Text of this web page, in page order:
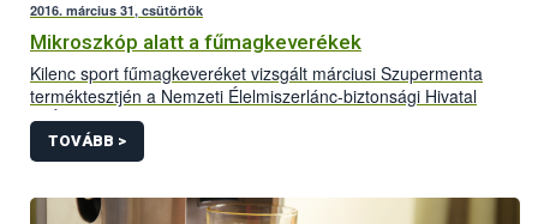
2016. március 31, csütörtök
Mikroszkóp alatt a fűmagkeverékek
Kilenc sport fűmagkeveréket vizsgált márciusi Szupermenta
terméktesztjén a Nemzeti Élelmiszerlánc-biztonsági Hivatal
(NÉBIH). Az alapos laboratóriumi vizsgálatok ezúttal sem
maradtak el, a rangsort pedig a valós ár-érték arány alapján
állították fel a szakemberek. A helyzet „nem túl rózsás”, a kilenc
problémák miatt.
TOVÁBB >